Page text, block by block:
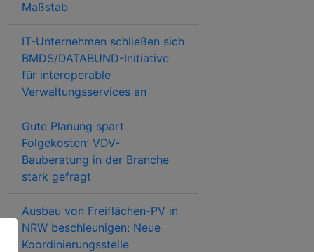
Maßstab
IT-Unternehmen schließen sich
BMDS/DATABUND-Initiative
für interoperable
Verwaltungsservices an
Gute Planung spart
Folgekosten: VDV-
Bauberatung in der Branche
stark gefragt
Ausbau von Freiflächen-PV in
NRW beschleunigen: Neue
Koordinierungsstelle